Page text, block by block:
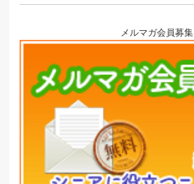
メルマガ会員募集